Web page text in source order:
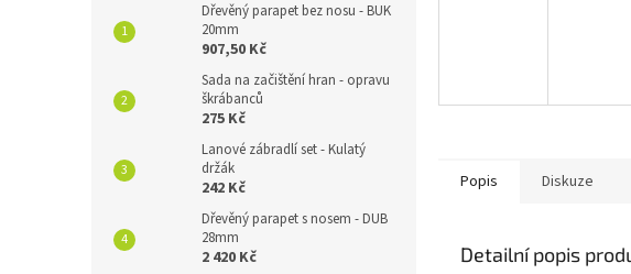
Dřevěný parapet bez nosu - BUK
20mm
907,50 Kč
Sada na začištění hran - opravu
škrábanců
275 Kč
Lanové zábradlí set - Kulatý
držák
242 Kč
Dřevěný parapet s nosem - DUB
28mm
2 420 Kč
Popis Diskuze
Detailní popis